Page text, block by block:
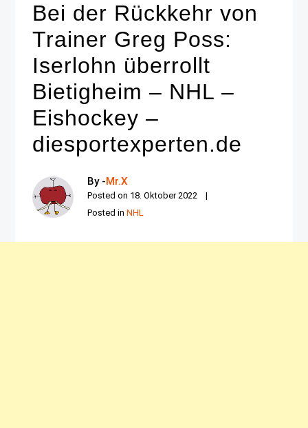
Bei der Rückkehr von
Trainer Greg Poss:
Iserlohn überrollt
Bietigheim – NHL –
Eishockey –
diesportexperten.de
By -Mr.X
Posted on 18. Oktober 2022
Posted inNHL